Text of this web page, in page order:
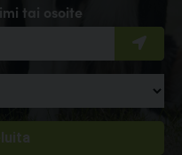
tai osoite